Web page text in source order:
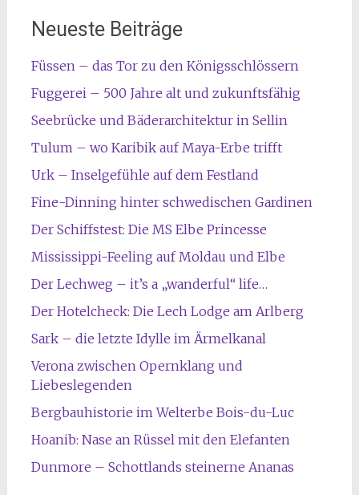
Neueste Beiträge
Füssen – das Tor zu den Königsschlössern
Fuggerei – 500 Jahre alt und zukunftsfähig
Seebrücke und Bäderarchitektur in Sellin
Tulum – wo Karibik auf Maya-Erbe trifft
Urk – Inselgefühle auf dem Festland
Fine-Dinning hinter schwedischen Gardinen
Der Schiffstest: Die MS Elbe Princesse
Mississippi-Feeling auf Moldau und Elbe
Der Lechweg – it’s a „wanderful“ life…
Der Hotelcheck: Die Lech Lodge am Arlberg
Sark – die letzte Idylle im Ärmelkanal
Verona zwischen Opernklang und
Liebeslegenden
Bergbauhistorie im Welterbe Bois-du-Luc
Hoanib: Nase an Rüssel mit den Elefanten
Dunmore – Schottlands steinerne Ananas